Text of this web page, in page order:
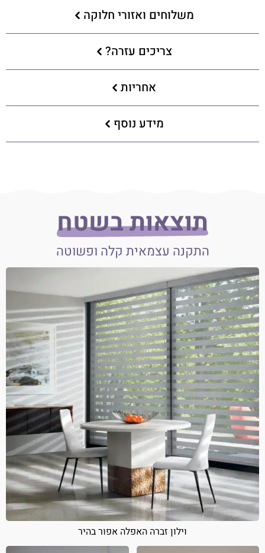
משלוחים ואזורי חלוקה
צריכים עזרה?
אחריות
מידע נוסף
תוצאות בשטח
התקנה עצמאית קלה ופשוטה
וילון זברה האפלה אפור בהיר